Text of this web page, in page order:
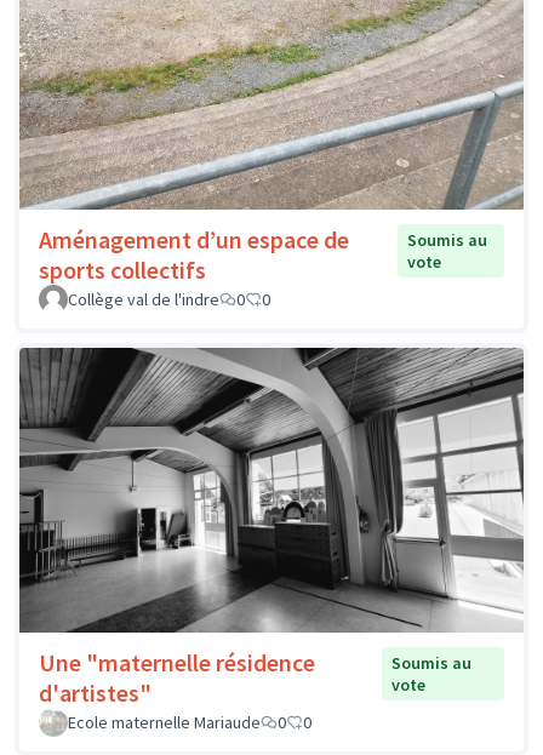
Aménagement d’un espace de
sports collectifs
Soumis au
vote
Collège val de l'indre
0 0
Une "maternelle résidence
d'artistes"
Soumis au
vote
Ecole maternelle Mariaude
0 0